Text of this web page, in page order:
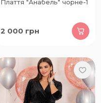
Плаття "Анабель" чорне-1
2 000 грн